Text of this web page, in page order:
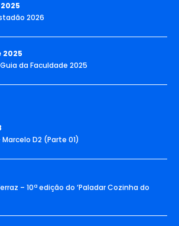
2026
2025
da Faculdade 2025
D2 (Parte 01)
– 10ª edição do ‘Paladar Cozinha do